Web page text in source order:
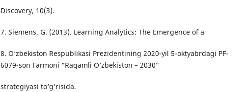
Discovery, 10(3).
7. Siemens, G. (2013). Learning Analytics: The Emergence of a
8. O‘zbekiston Respublikasi Prezidentining 2020-yil 5-oktyabrdagi PF-
6079-son Farmoni “Raqamli O‘zbekiston – 2030”
strategiyasi to‘g’risida.